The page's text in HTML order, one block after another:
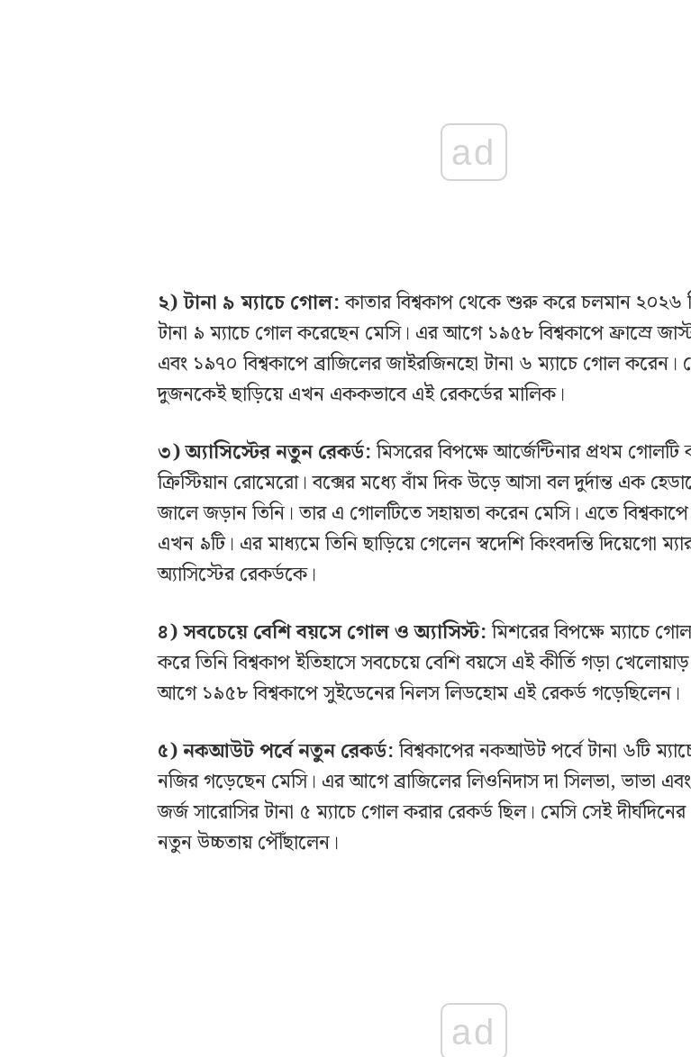
ad
২) টানা ৯ ম্যাচে গোল:কাতার বিশ্বকাপ থেকে শুরু করে চলমান ২০২৬
টানা ৯ ম্যাচে গোল করেছেন মেসি। এর আগে ১৯৫৮ বিশ্বকাপে ফ্রাস্রে
এবং ১৯৭০ বিশ্বকাপে ব্রাজিলের জাইরজিনহো টানা ৬ ম্যাচে গোল করেন।
দুজনকেই ছাড়িয়ে এখন এককভাবে এই রেকর্ডের মালিক।
৩) অ্যাসিস্টের নতুন রেকর্ড:মিসরের বিপক্ষে আর্জেন্টিনার প্রথম
ক্রিস্টিয়ান রোমেরো। বক্সের মধ্যে বাঁম দিক উড়ে আসা বল দুর্দান্ত এক
জালে জড়ান তিনি। তার এ গোলটিতে সহায়তা করেন মেসি। এতে বিশ্বকাপে
এখন ৯টি। এর মাধ্যমে তিনি ছাড়িয়ে গেলেন স্বদেশি কিংবদন্তি দিয়েগো
অ্যাসিস্টের রেকর্ডকে।
৪) সবচেয়ে বেশি বয়সে গোল ও অ্যাসিস্ট:মিশরের বিপক্ষে ম্যাচে
করে তিনি বিশ্বকাপ ইতিহাসে সবচেয়ে বেশি বয়সে এই কীর্তি গড়া
আগে ১৯৫৮ বিশ্বকাপে সুইডেনের নিলস লিডহোম এই রেকর্ড গড়েছিলেন।
৫) নকআউট পর্বে নতুন রেকর্ড:বিশ্বকাপের নকআউট পর্বে টানা ৬টি
নজির গড়েছেন মেসি। এর আগে ব্রাজিলের লিওনিদাস দা সিলভা, ভাভা এবং
জর্জ সারোসির টানা ৫ ম্যাচে গোল করার রেকর্ড ছিল। মেসি সেই
নতুন উচ্চতায় পৌঁছালেন।
ad